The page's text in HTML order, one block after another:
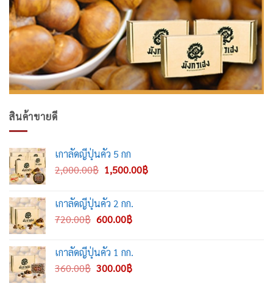
สินค้าขายดี
เกาลัดญี่ปุ่นคั่ว 5 กก
2,000.00฿ Original
was:
2,000.00฿.
1,500.00฿Current
เกาลัดญี่ปุ่นคั่ว 2 กก.
720.00฿ Original
was:
720.00฿.
600.00฿Current
600.00฿.
เกาลัดญี่ปุ่นคั่ว 1 กก.
360.00฿ Original
300.00฿Current